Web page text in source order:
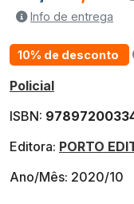
Info de entrega
10% de desconto
Policial
ISBN:
Editora: PORTO
Ano/Mês: 2020/10